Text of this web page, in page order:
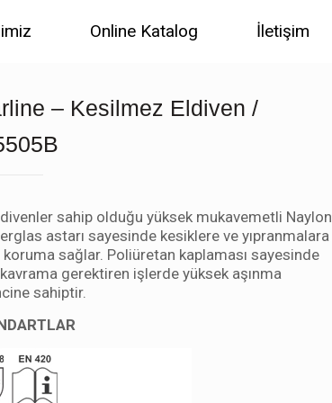
Online Katalog İletişim
– Kesilmez Eldiven /
sahip olduğu yüksek mukavemetli Naylon
astarı sayesinde kesiklere ve yıpranmalara
koruma sağlar. Poliüretan kaplaması sayesinde
gerektiren işlerde yüksek aşınma
sahiptir.